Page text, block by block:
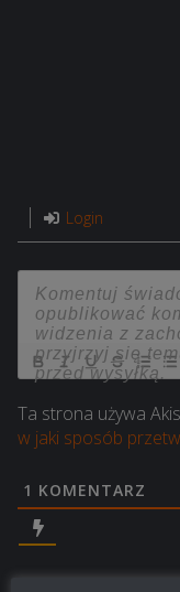
Login
Ta strona używa
w jaki sposób
1 KOMENTARZ